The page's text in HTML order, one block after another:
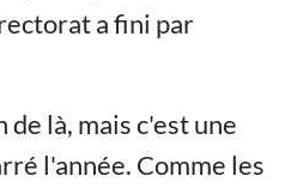
a fini par
là, mais c'est une
l'année. Comme les